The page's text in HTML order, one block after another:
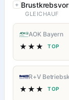
GLEICHAUF
AOK Bayern
★★★ TOP
R+V
★★★ TOP